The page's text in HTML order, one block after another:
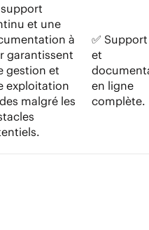
et une
à
garantissent
gestion et
exploitation
malgré les
✅
et
en ligne
complète.